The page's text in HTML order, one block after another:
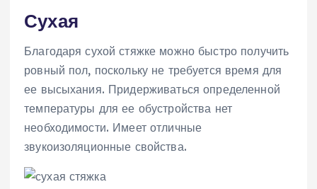
Сухая
Благодаря сухой стяжке можно быстро получить
ровный пол, поскольку не требуется время для
ее высыхания. Придерживаться определенной
температуры для ее обустройства нет
необходимости. Имеет отличные
звукоизоляционные свойства.